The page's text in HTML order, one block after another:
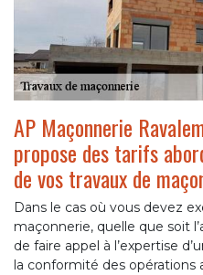
AP Maçonnerie
propose des tarifs
de vos travaux de
Dans le cas où vous devez
maçonnerie, quelle que soit
de faire appel à l’expertise
la conformité des opérations